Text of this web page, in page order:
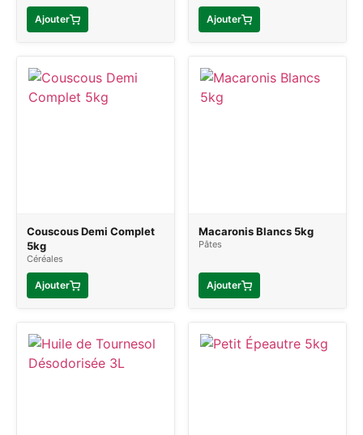
Ajouter Ajouter
Couscous Demi Complet
5kg
Céréales
Ajouter
Macaronis Blancs 5kg
Pâtes
Ajouter